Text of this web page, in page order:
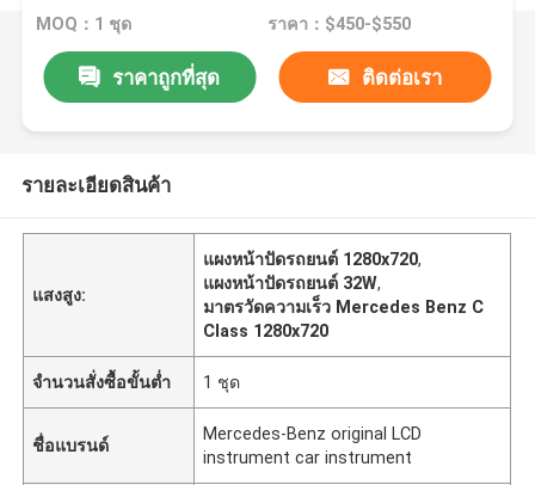
MOQ：1 ชุด ราคา：$450-$550
ราคาถูกที่สุด ติดต่อเรา
รายละเอียดสินค้า
แสงสูง:
แผงหน้าปัดรถยนต์ 1280x720,
แผงหน้าปัดรถยนต์ 32W,
มาตรวัดความเร็ว Mercedes Benz C
Class 1280x720
จำนวนสั่งซื้อขั้นต่ำ 1 ชุด
ชื่อแบรนด์
Mercedes-Benz original LCD
instrument car instrument